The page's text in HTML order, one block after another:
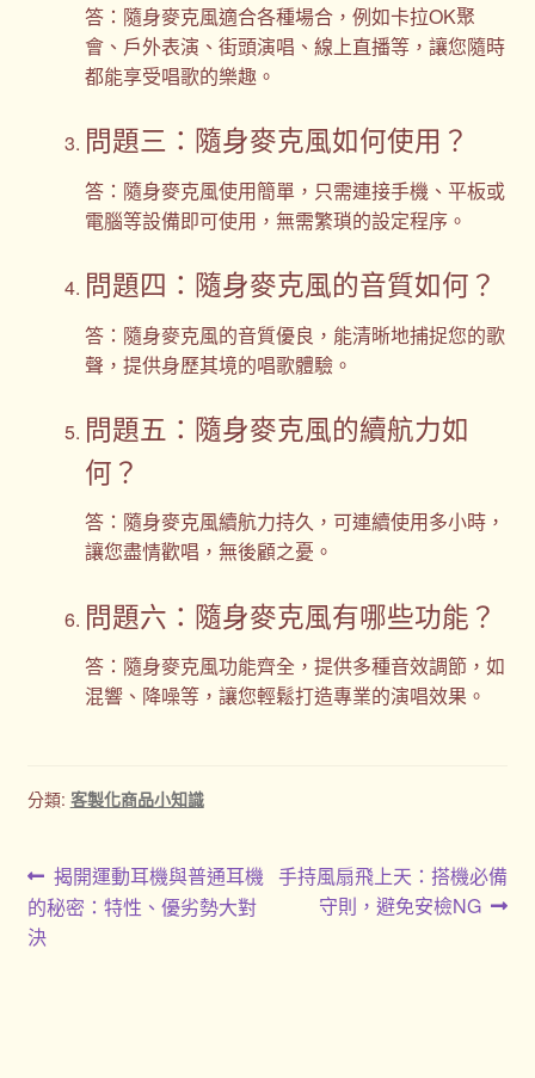
答：隨身麥克風適合各種場合，例如卡拉OK聚
會、戶外表演、街頭演唱、線上直播等，讓您隨時
都能享受唱歌的樂趣。
問題三：隨身麥克風如何使用？
答：隨身麥克風使用簡單，只需連接手機、平板或
電腦等設備即可使用，無需繁瑣的設定程序。
問題四：隨身麥克風的音質如何？
答：隨身麥克風的音質優良，能清晰地捕捉您的歌
聲，提供身歷其境的唱歌體驗。
問題五：隨身麥克風的續航力如
何？
答：隨身麥克風續航力持久，可連續使用多小時，
讓您盡情歡唱，無後顧之憂。
問題六：隨身麥克風有哪些功能？
答：隨身麥克風功能齊全，提供多種音效調節，如
混響、降噪等，讓您輕鬆打造專業的演唱效果。
分類: 客製化商品小知識
文
章
上
一
揭開運動耳機與普通耳機
的秘密：特性、優劣勢大對
決
下
手持風扇飛上天：搭機必備
守則，避免安檢NG